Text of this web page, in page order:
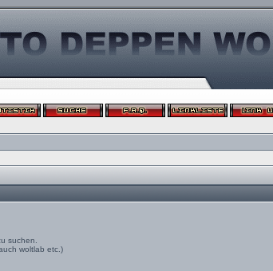
suchen.
woltlab etc.)